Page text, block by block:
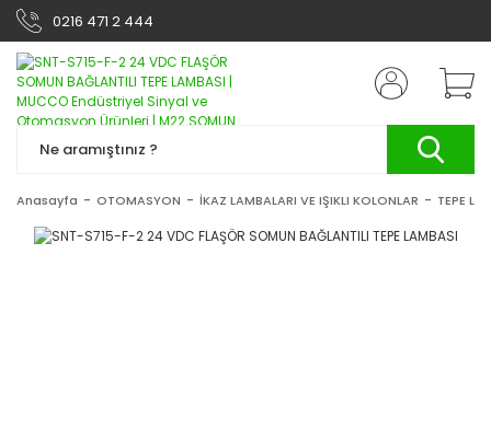
0216 471 2 444
Anasayfa OTOMASYON İKAZ LAMBALARI VE IŞIKLI KOLONLAR TEPE